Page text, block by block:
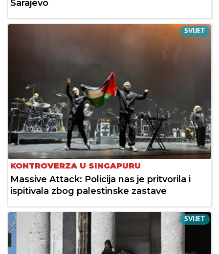
Sarajevo
SVIJET
KONTROVERZA U SINGAPURU
Massive Attack: Policija nas je pritvorila i
ispitivala zbog palestinske zastave
SVIJET